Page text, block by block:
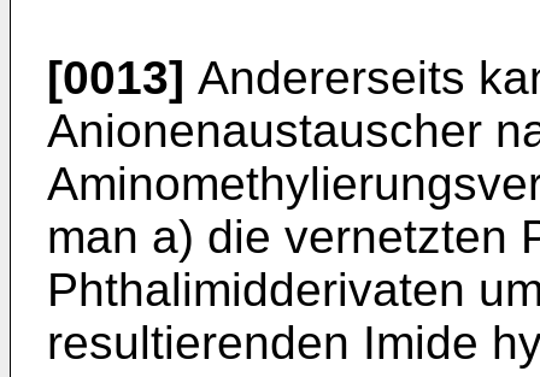
[0013] Andererseits
Anionenaustauscher
man a) die vernetzten
Phthalimidderivaten
resultierenden Imide